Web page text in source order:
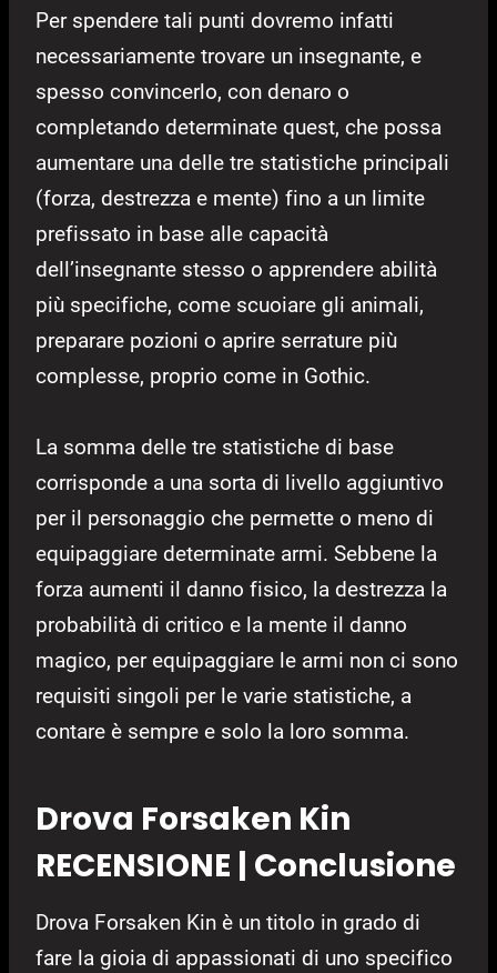
Per spendere tali punti dovremo infatti
necessariamente trovare un insegnante, e
spesso convincerlo, con denaro o
completando determinate quest, che possa
aumentare una delle tre statistiche principali
(forza, destrezza e mente) fino a un limite
prefissato in base alle capacità
dell’insegnante stesso o apprendere abilità
più specifiche, come scuoiare gli animali,
preparare pozioni o aprire serrature più
complesse, proprio come in Gothic.
La somma delle tre statistiche di base
corrisponde a una sorta di livello aggiuntivo
per il personaggio che permette o meno di
equipaggiare determinate armi. Sebbene la
forza aumenti il danno fisico, la destrezza la
probabilità di critico e la mente il danno
magico, per equipaggiare le armi non ci sono
requisiti singoli per le varie statistiche, a
contare è sempre e solo la loro somma.
Drova Forsaken Kin
RECENSIONE | Conclusione
Drova Forsaken Kin è un titolo in grado di
fare la gioia di appassionati di uno specifico